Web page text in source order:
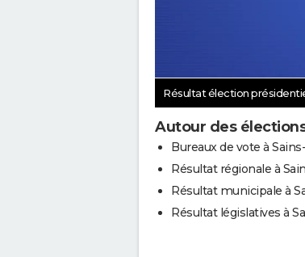
Résultat élection
Autour des
Bureaux de vote à
Résultat régionale à
Résultat municipale à
Résultat législatives à